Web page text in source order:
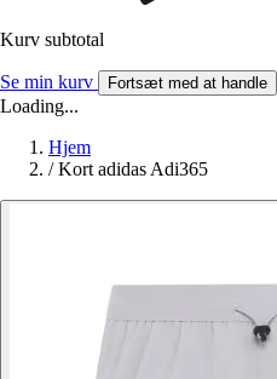
Kurv subtotal
Se min kurv Fortsæt med at handle
Loading...
Hjem
/ Kort adidas Adi365